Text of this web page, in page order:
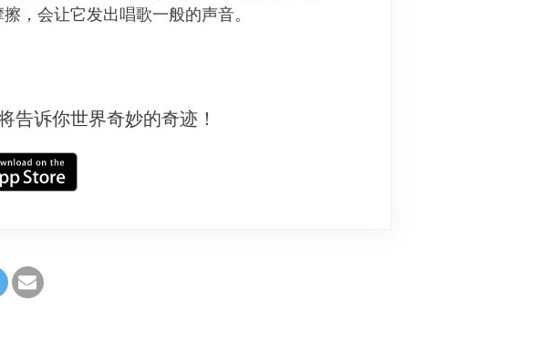
，会让它发出唱歌一般的声音。
告诉你世界奇妙的奇迹！